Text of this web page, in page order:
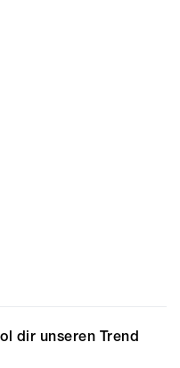
dir unseren Trend